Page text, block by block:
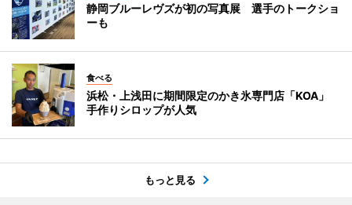
静岡ブルーレヴズが初の写真展 選手のトークショ
ーも
食べる
浜松・上浅田に期間限定のかき氷専門店「KOA」
手作りシロップが人気
もっと見る